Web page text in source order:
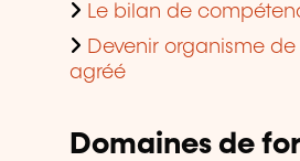
Le bilan de
Devenir organisme
agréé
Domaines de